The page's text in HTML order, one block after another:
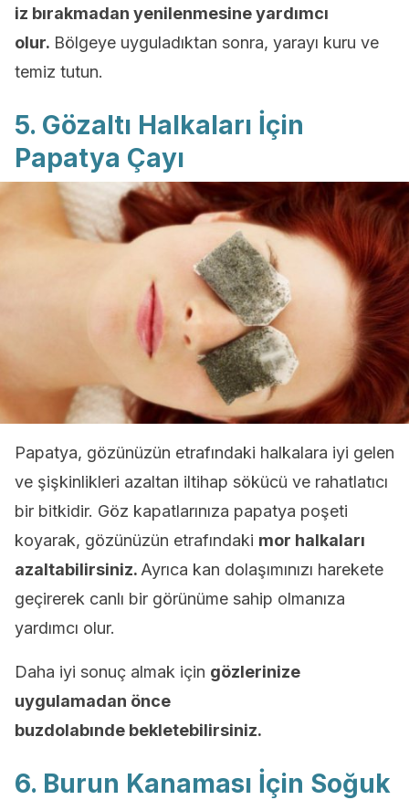
iz bırakmadan yenilenmesine yardımcı
olur. Bölgeye uyguladıktan sonra, yarayı kuru ve
temiz tutun.
5. Gözaltı Halkaları İçin
Papatya Çayı
Papatya, gözünüzün etrafındaki halkalara iyi gelen
ve şişkinlikleri azaltan iltihap sökücü ve rahatlatıcı
bir bitkidir. Göz kapatlarınıza papatya poşeti
koyarak, gözünüzün etrafındaki mor halkaları
azaltabilirsiniz. Ayrıca kan dolaşımınızı harekete
geçirerek canlı bir görünüme sahip olmanıza
yardımcı olur.
Daha iyi sonuç almak için gözlerinize
uygulamadan önce
buzdolabınde bekletebilirsiniz.
6. Burun Kanaması İçin Soğuk